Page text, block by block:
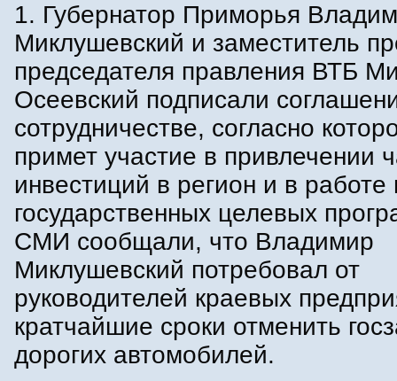
1. Губернатор Приморья
Миклушевский и заместитель
председателя правления ВТБ
Осеевский подписали
сотрудничестве, согласно
примет участие в привлечении
инвестиций в регион и в работе
государственных целевых
СМИ сообщали, что Владимир
Миклушевский потребовал от
руководителей краевых
кратчайшие сроки отменить
дорогих автомобилей.